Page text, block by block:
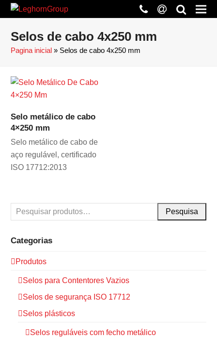
phone
at search
Selos de cabo 4x250 mm
Pagina inicial » Selos de cabo 4x250 mm
Selo metálico de cabo
4×250 mm
Selo metálico de cabo de
aço regulável, certificado
ISO 17712:2013
Pesquisa
Categorias
Produtos
Selos para Contentores Vazios
Selos de segurança ISO 17712
Selos plásticos
Selos reguláveis com fecho metálico